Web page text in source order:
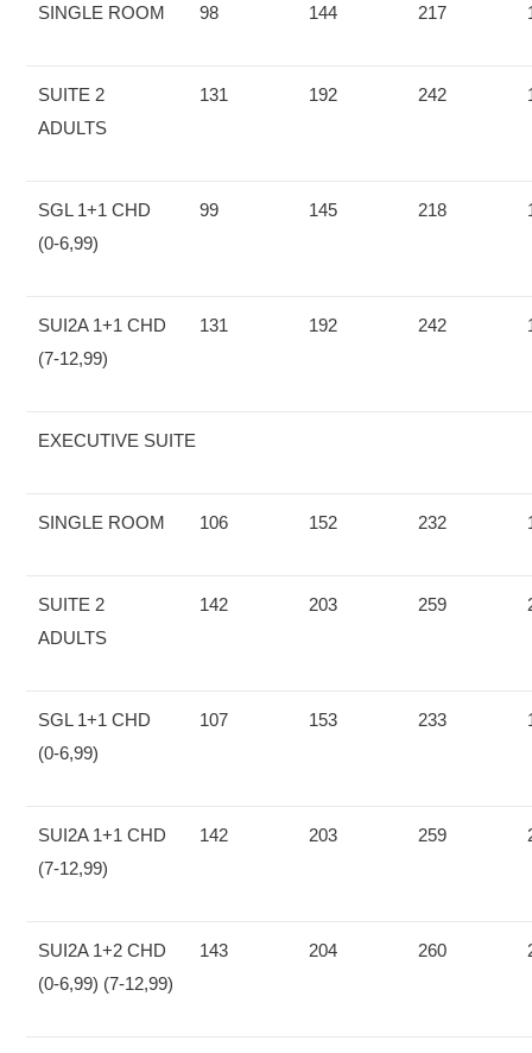
SINGLE ROOM 98 144 217
SUITE 2
ADULTS
131 192 242
SGL 1+1 CHD
(0-6,99)
99 145 218
SUI2A 1+1 CHD
(7-12,99)
131 192 242
EXECUTIVE SUITE
SINGLE ROOM 106 152 232
SUITE 2
ADULTS
142 203 259
SGL 1+1 CHD
(0-6,99)
107 153 233
SUI2A 1+1 CHD
(7-12,99)
142 203 259
SUI2A 1+2 CHD
(0-6,99) (7-12,99)
143 204 260